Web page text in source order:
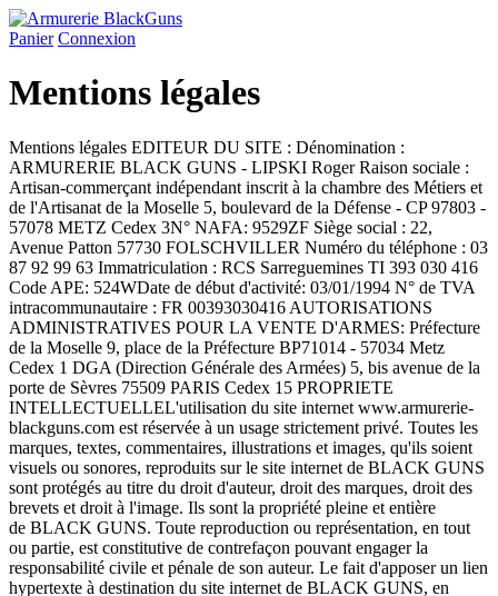
Panier Connexion
Mentions légales
Mentions légales EDITEUR DU SITE : Dénomination :
ARMURERIE BLACK GUNS - LIPSKI Roger Raison sociale :
Artisan-commerçant indépendant inscrit à la chambre des Métiers et
de l'Artisanat de la Moselle 5, boulevard de la Défense - CP 97803 -
57078 METZ Cedex 3N° NAFA: 9529ZF Siège social : 22,
Avenue Patton 57730 FOLSCHVILLER Numéro du téléphone : 03
87 92 99 63 Immatriculation : RCS Sarreguemines TI 393 030 416
Code APE: 524WDate de début d'activité: 03/01/1994 N° de TVA
intracommunautaire : FR 00393030416 AUTORISATIONS
ADMINISTRATIVES POUR LA VENTE D'ARMES: Préfecture
de la Moselle 9, place de la Préfecture BP71014 - 57034 Metz
Cedex 1 DGA (Direction Générale des Armées) 5, bis avenue de la
porte de Sèvres 75509 PARIS Cedex 15 PROPRIETE
INTELLECTUELLEL'utilisation du site internet www.armurerie-
blackguns.com est réservée à un usage strictement privé. Toutes les
marques, textes, commentaires, illustrations et images, qu'ils soient
visuels ou sonores, reproduits sur le site internet de BLACK GUNS
sont protégés au titre du droit d'auteur, droit des marques, droit des
brevets et droit à l'image. Ils sont la propriété pleine et entière
de BLACK GUNS. Toute reproduction ou représentation, en tout
ou partie, est constitutive de contrefaçon pouvant engager la
responsabilité civile et pénale de son auteur. Le fait d'apposer un lien
hypertexte à destination du site internet de BLACK GUNS, en